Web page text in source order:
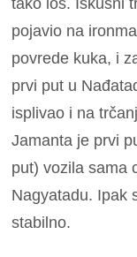
pojavio na
povrede kuka, i
prvi put u
isplivao i na
Jamanta je prvi
put) vozila sama
Nagyatadu. Ipak
stabilno.